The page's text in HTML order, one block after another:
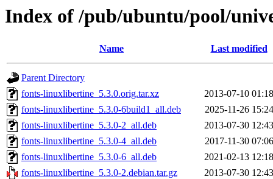
Index of /pub/ubuntu/pool/
Name Last modified
Parent Directory
fonts-linuxlibertine_5.3.0.orig.tar.xz
2013-07-10 01:18
fonts-linuxlibertine_5.3.0-6build1_all.deb
2025-11-26 15:24
fonts-linuxlibertine_5.3.0-2_all.deb
2013-07-30 12:43
fonts-linuxlibertine_5.3.0-4_all.deb
2017-11-30 07:06
fonts-linuxlibertine_5.3.0-6_all.deb
2021-02-13 12:18
fonts-linuxlibertine_5.3.0-2.debian.tar.gz
2013-07-30 12:43